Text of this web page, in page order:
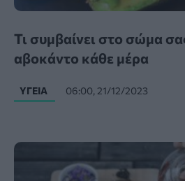
Τι συμβαίνει στο σώμα
αβοκάντο κάθε μέρα
ΥΓΕΊΑ 06:00, 21/12/2023